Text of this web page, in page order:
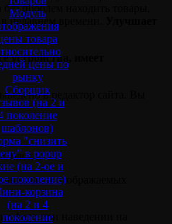
Модуль
товара
цены по
рынку
Сборщик
(на 2 и
поколение
шаблонов)
"снизить
в popup
(на 2-ое и
поколение)
корзина
(на 2 и 4
поколение
без проблем находить товары,
недавнем времени.
устройства, имеет
в редактор сайта. Вы
блока;
и отображаемых
фото при наведении на